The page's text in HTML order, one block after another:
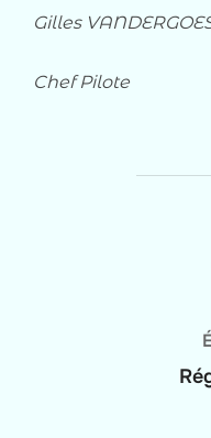
Gilles
Chef Pilote
AUTEUR